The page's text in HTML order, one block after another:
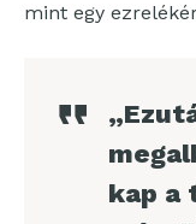
mint egy
kap a